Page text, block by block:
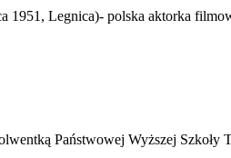
1951, Legnica)- polska aktorka
Państwowej Wyższej